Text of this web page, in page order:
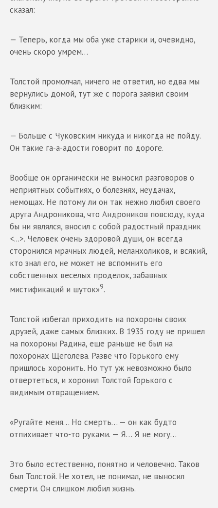
сказал:
— Теперь, когда мы оба уже старики и, очевидно,
очень скоро умрем…
Толстой промолчал, ничего не ответил, но едва мы
вернулись домой, тут же с порога заявил своим
близким:
— Больше с Чуковским никуда и никогда не пойду.
Он такие га-а-адости говорит по дороге.
Вообще он органически не выносил разговоров о
неприятных событиях, о болезнях, неудачах,
немощах. Не потому ли он так нежно любил своего
друга Андроникова, что Андроников повсюду, куда
бы ни являлся, вносил с собой радостный праздник
<...>. Человек очень здоровой души, он всегда
сторонился мрачных людей, меланхоликов, и всякий,
кто знал его, не может не вспомнить его
собственных веселых проделок, забавных
мистификаций и шуток»9.
Толстой избегал приходить на похороны своих
друзей, даже самых близких. В 1935 году не пришел
на похороны Радина, еще раньше не был на
похоронах Щеголева. Разве что Горького ему
пришлось хоронить. Но тут уж невозможно было
отвертеться, и хоронил Толстой Горького с
видимым отвращением.
«Ругайте меня… Но смерть… — он как будто
отпихивает что-то руками. — Я… Я не могу…
Это было естественно, понятно и человечно. Таков
был Толстой. Не хотел, не понимал, не выносил
смерти. Он слишком любил жизнь.